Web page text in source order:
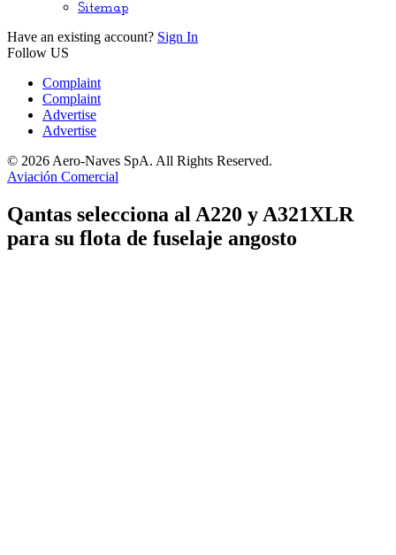
Sitemap
Have an existing account? Sign In
Follow US
Complaint
Complaint
Advertise
Advertise
© 2026 Aero-Naves SpA. All Rights Reserved.
Aviación Comercial
Qantas selecciona al A220 y A321XLR
para su flota de fuselaje angosto